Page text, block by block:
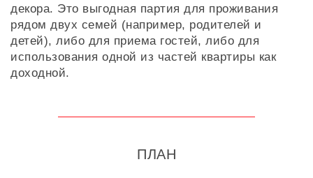
декора. Это выгодная партия для проживания
рядом двух семей (например, родителей и
детей), либо для приема гостей, либо для
использования одной из частей квартиры как
доходной.
ПЛАН